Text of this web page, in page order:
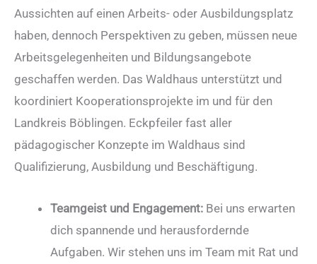
Aussichten auf einen Arbeits- oder Ausbildungsplatz
haben, dennoch Perspektiven zu geben, müssen neue
Arbeitsgelegenheiten und Bildungsangebote
geschaffen werden. Das Waldhaus unterstützt und
koordiniert Kooperationsprojekte im und für den
Landkreis Böblingen. Eckpfeiler fast aller
pädagogischer Konzepte im Waldhaus sind
Qualifizierung, Ausbildung und Beschäftigung.
Teamgeist und Engagement: Bei uns erwarten
dich spannende und herausfordernde
Aufgaben. Wir stehen uns im Team mit Rat und